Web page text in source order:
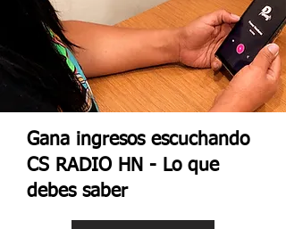
Gana ingresos escuchando
CS RADIO HN - Lo que
debes saber